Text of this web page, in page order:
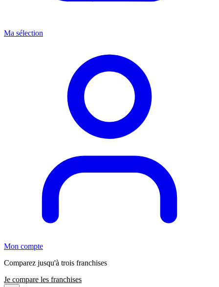
Ma sélection
Mon compte
Comparez jusqu'à trois franchises
Je compare les franchises